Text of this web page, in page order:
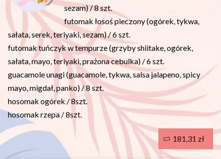
sezam) / 8 szt.
futomak łosoś pieczony (ogórek, tykwa,
sałata, serek, teriyaki, sezam) / 6 szt.
futomak tuńczyk w tempurze (grzyby shiitake, ogórek,
sałata, mayo, teriyaki, prażona cebulka) / 6 szt.
guacamole unagi (guacamole, tykwa, salsa jalapeno, spicy
mayo, migdał, panko) / 8 szt.
hosomak ogórek / 8szt.
hosomak rzepa / 8szt.